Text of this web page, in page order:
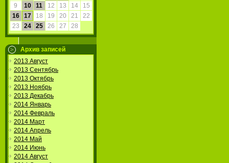
9
10 11 12 13 14
15
16
17 18 19 20 21
22
23
24 25 26 27 28
Архив записей
2013 Август
2013 Сентябрь
2013 Октябрь
2013 Ноябрь
2013 Декабрь
2014 Январь
2014 Февраль
2014 Март
2014 Апрель
2014 Май
2014 Июнь
2014 Август